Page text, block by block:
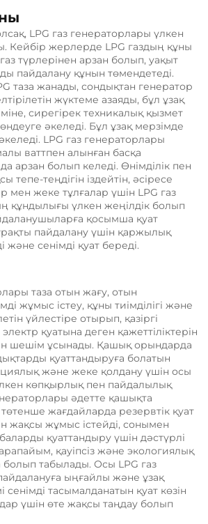
LPG газ генераторлары үлкен
Кейбір жерлерде LPG газдың құны
түрлерінен арзан болып, уақыт
пайдалану құнын төмендетеді.
таза жанады, сондықтан генератор
жүктеме азаяды, бұл ұзақ
сирегірек техникалық қызмет
әкеледі. Бұл ұзақ мерзімде
LPG газ генераторлары
ваттпен алынған басқа
арзан болып келеді. Өнімділік пен
тепе-теңдігін іздейтін, әсіресе
мен жеке тұлғалар үшін LPG газ
құндылығы үлкен жеңілдік болып
қосымша қуат
пайдалану үшін қаржылық
және сенімді қуат береді.
таза отын жағу, отын
жұмыс істеу, құны тиімділігі және
үйлестіре отырып, қазіргі
қуатына деген қажеттіліктерін
шешім ұсынады. Қашық орындарда
қуаттандыруға болатын
және жеке қолдану үшін осы
көпқырлық пен пайдалылық
әдетте қашықта
жағдайларда резервтік қуат
жақсы жұмыс істейді, сонымен
қуаттандыру үшін дәстүрлі
қауіпсіз және экологиялық
болып табылады. Осы LPG газ
ыңғайлы және ұзақ
сенімді тасымалданатын қуат көзін
үшін өте жақсы таңдау болып